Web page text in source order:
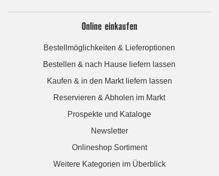
Online einkaufen
Bestellmöglichkeiten & Lieferoptionen
Bestellen & nach Hause liefern lassen
Kaufen & in den Markt liefern lassen
Reservieren & Abholen im Markt
Prospekte und Kataloge
Newsletter
Onlineshop Sortiment
Weitere Kategorien im Überblick